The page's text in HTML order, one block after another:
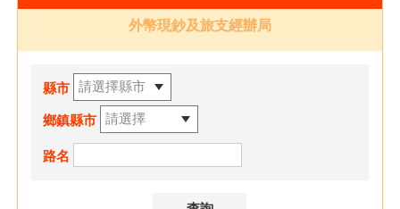
外幣現鈔及旅支經辦局
縣市
鄉鎮縣市
路名